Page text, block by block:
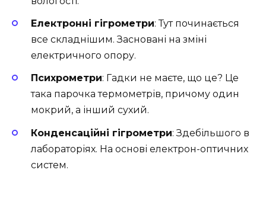
Електронні гігрометри: Тут починається
все складнішим. Засновані на зміні
електричного опору.
Психрометри: Гадки не маєте, що це? Це
така парочка термометрів, причому один
мокрий, а інший сухий.
Конденсаційні гігрометри: Здебільшого в
лабораторіях. На основі електрон-оптичних
систем.